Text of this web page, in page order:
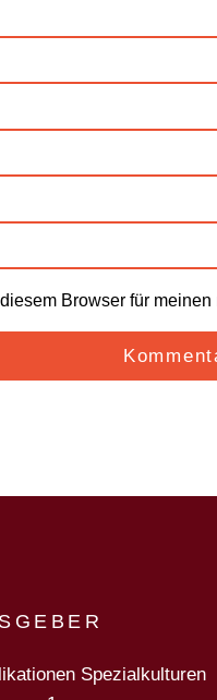
Browser für
Spezialkulturen